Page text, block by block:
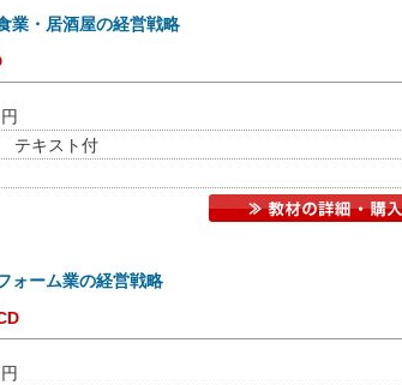
業・居酒屋の経営戦略
円
キスト付
ォーム業の経営戦略
円